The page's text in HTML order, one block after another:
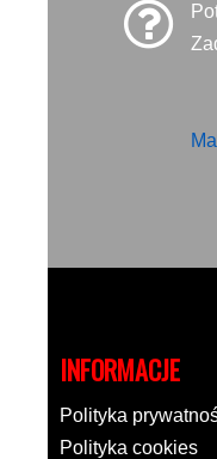
INFORMACJE
Polityka
Polityka cookies